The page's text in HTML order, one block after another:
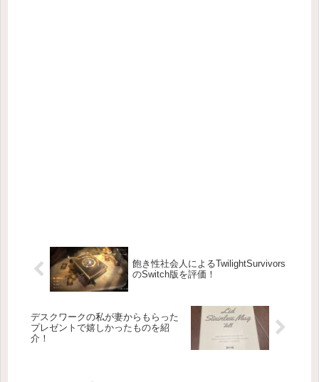
飽き性社会人によるTwilightSurvivors
のSwitch版を評価！
デスクワークの私が妻からもらった
プレゼントで嬉しかったものを紹
介！